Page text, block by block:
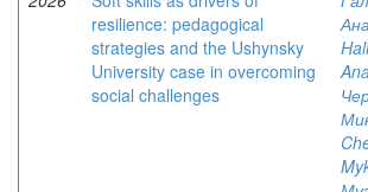
resilience: pedagogical
strategies and the Ushynsky
University case in overcoming
social challenges